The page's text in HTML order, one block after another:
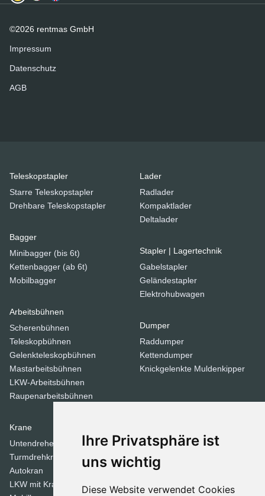
Ihre Privatsphäre ist
uns wichtig
Diese Website verwendet Cookies
Teleskopstapler
Starre Teleskopstapler
Drehbare Teleskopstapler
Bagger
Minibagger (bis 6t)
Kettenbagger (ab 6t)
Mobilbagger
Arbeitsbühnen
Scherenbühnen
Teleskopbühnen
Gelenkteleskopbühnen
Mastarbeitsbühnen
LKW-Arbeitsbühnen
Raupenarbeitsbühnen
Lader
Radlader
Kompaktlader
Deltalader
Stapler | Lagertechnik
Gabelstapler
Geländestapler
Elektrohubwagen
Dumper
Raddumper
Kettendumper
Knickgelenkte Muldenkipper
Krane
Untendreherkrane
Turmdrehkrane
Autokran
LKW mit Kran
Walzen
Tandemwalzen
Stampfer
©2026 rentmas GmbH
Impressum
Datenschutz
AGB